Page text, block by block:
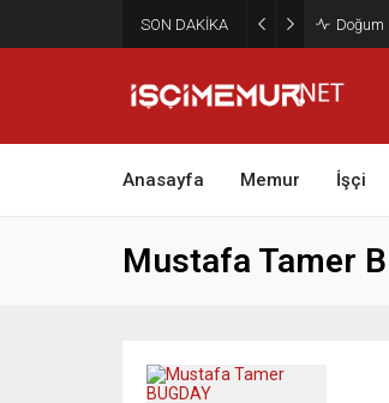
SON DAKİKA Doğum
Anasayfa Memur İşçi
Mustafa Tamer